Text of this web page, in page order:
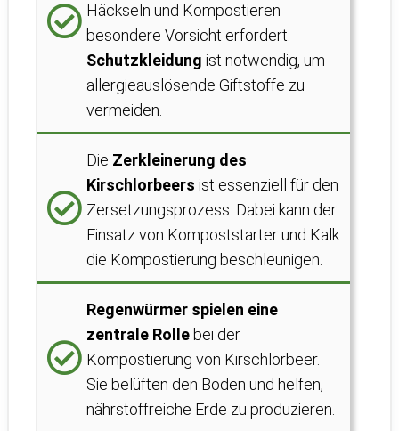
Häckseln und Kompostieren
besondere Vorsicht erfordert.
Schutzkleidung ist notwendig, um
allergieauslösende Giftstoffe zu
vermeiden.
Die Zerkleinerung des
Kirschlorbeers ist essenziell für den
Zersetzungsprozess. Dabei kann der
Einsatz von Kompoststarter und Kalk
die Kompostierung beschleunigen.
Regenwürmer spielen eine
zentrale Rolle bei der
Kompostierung von Kirschlorbeer.
Sie belüften den Boden und helfen,
nährstoffreiche Erde zu produzieren.